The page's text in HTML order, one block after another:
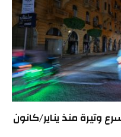
وتيرة منذ يناير/كانون